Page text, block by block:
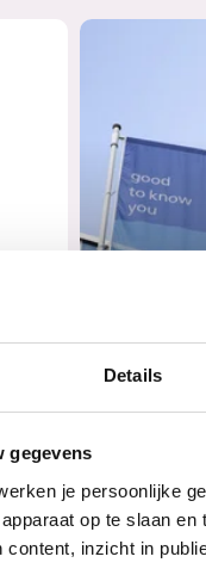
Details
gegevens
je persoonlijke
op te slaan
content, inzicht in
cao